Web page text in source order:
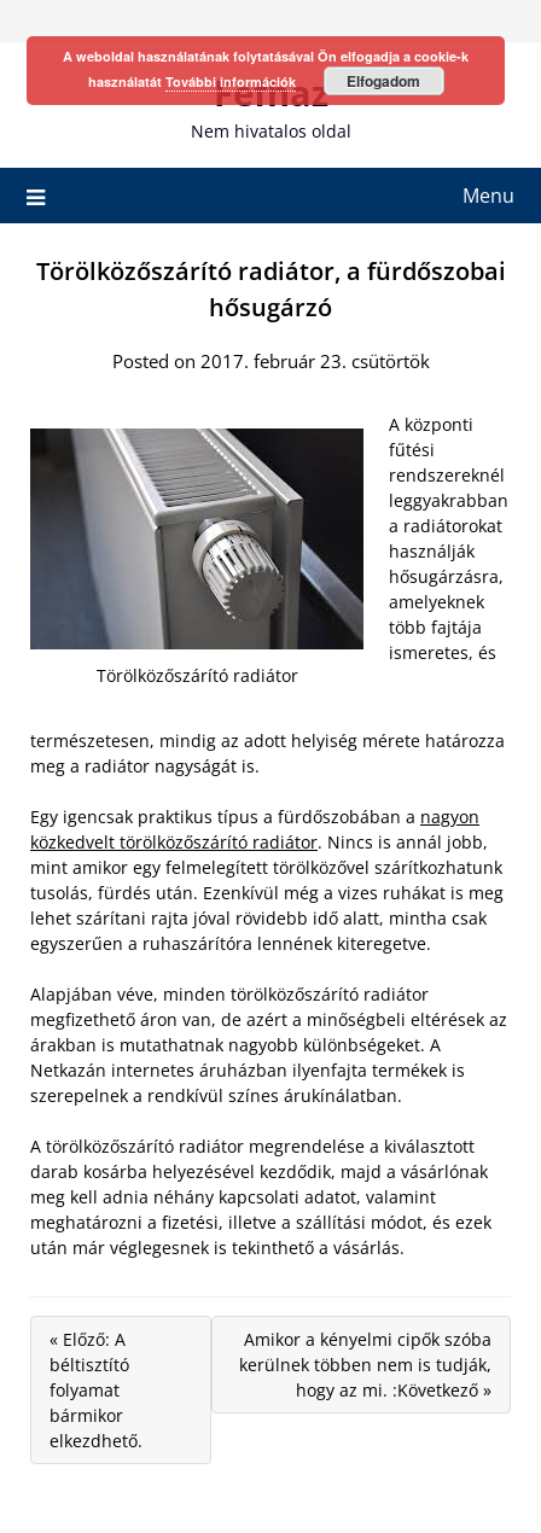
Fefhaz
Nem hivatalos oldal
Menu
Törölközőszárító radiátor, a fürdőszobai
hősugárzó
Posted on 2017. február 23. csütörtök
Törölközőszárító radiátor
A központi
fűtési
rendszereknél
leggyakrabban
a radiátorokat
használják
hősugárzásra,
amelyeknek
több fajtája
ismeretes, és
természetesen, mindig az adott helyiség mérete határozza
meg a radiátor nagyságát is.
Egy igencsak praktikus típus a fürdőszobában a nagyon
közkedvelt törölközőszárító radiátor. Nincs is annál jobb,
mint amikor egy felmelegített törölközővel szárítkozhatunk
tusolás, fürdés után. Ezenkívül még a vizes ruhákat is meg
lehet szárítani rajta jóval rövidebb idő alatt, mintha csak
egyszerűen a ruhaszárítóra lennének kiteregetve.
Alapjában véve, minden törölközőszárító radiátor
megfizethető áron van, de azért a minőségbeli eltérések az
árakban is mutathatnak nagyobb különbségeket. A
Netkazán internetes áruházban ilyenfajta termékek is
szerepelnek a rendkívül színes árukínálatban.
A törölközőszárító radiátor megrendelése a kiválasztott
darab kosárba helyezésével kezdődik, majd a vásárlónak
meg kell adnia néhány kapcsolati adatot, valamint
meghatározni a fizetési, illetve a szállítási módot, és ezek
után már véglegesnek is tekinthető a vásárlás.
« Előző: A
béltisztító
folyamat
bármikor
elkezdhető.
Amikor a kényelmi cipők szóba
kerülnek többen nem is tudják,
hogy az mi. :Következő »
A weboldal használatának folytatásával Ön elfogadja a cookie-k
használatát További információk Elfogadom